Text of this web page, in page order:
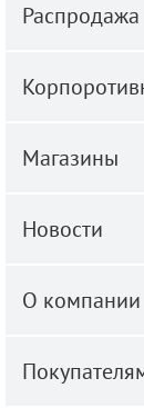
Распродажа
Магазины
Новости
О компании